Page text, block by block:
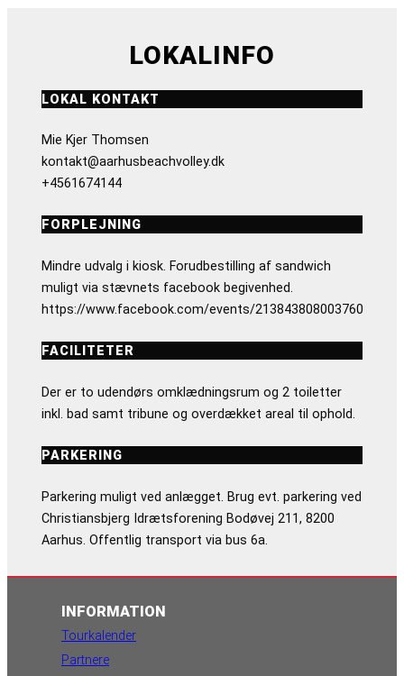
LOKALINFO
LOKAL KONTAKT
Mie Kjer Thomsen
kontakt@aarhusbeachvolley.dk
+4561674144
FORPLEJNING
Mindre udvalg i kiosk. Forudbestilling af sandwich
muligt via stævnets facebook begivenhed.
https://www.facebook.com/events/213843808003760
FACILITETER
Der er to udendørs omklædningsrum og 2 toiletter
inkl. bad samt tribune og overdækket areal til ophold.
PARKERING
Parkering muligt ved anlægget. Brug evt. parkering ved
Christiansbjerg Idrætsforening Bodøvej 211, 8200
Aarhus. Offentlig transport via bus 6a.
INFORMATION
Tourkalender
Partnere